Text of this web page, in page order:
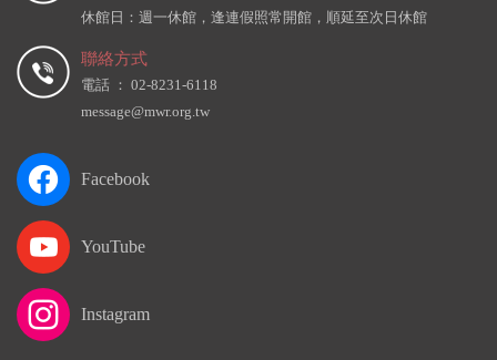
休館日：週一休館，逢連假照常開館，順延至次日休館
聯絡方式
電話 ： 02-8231-6118
message@mwr.org.tw
Facebook
YouTube
Instagram